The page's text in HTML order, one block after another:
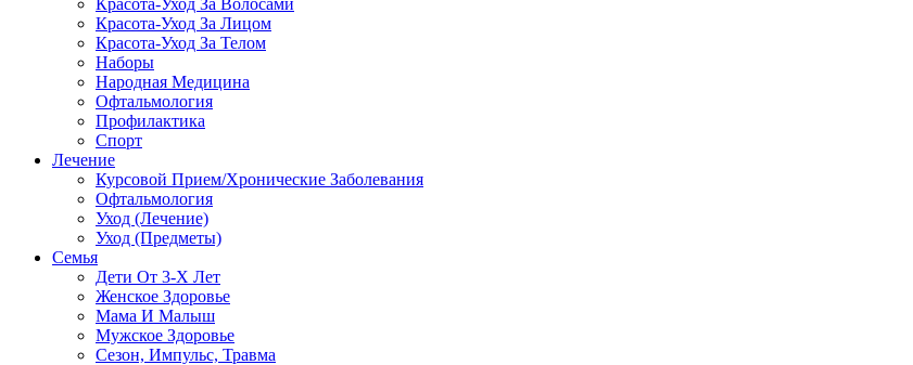
Красота-Уход За Волосами
Красота-Уход За Лицом
Красота-Уход За Телом
Наборы
Народная Медицина
Офтальмология
Профилактика
Спорт
Лечение
Курсовой Прием/Хронические Заболевания
Офтальмология
Уход (Лечение)
Уход (Предметы)
Семья
Дети От 3-Х Лет
Женское Здоровье
Мама И Малыш
Мужское Здоровье
Сезон, Импульс, Травма